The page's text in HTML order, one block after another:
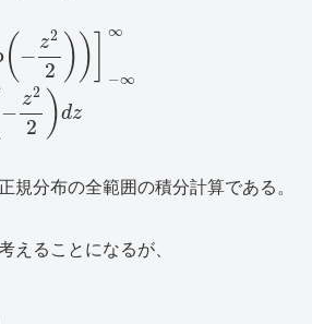
( −
z2
2 ))
∞
−∞
−
z2
2 )dz
規分布の全範囲の積分計算である。
えることになるが、